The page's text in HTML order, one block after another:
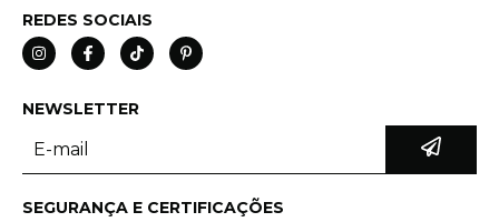
REDES SOCIAIS
NEWSLETTER
SEGURANÇA E CERTIFICAÇÕES